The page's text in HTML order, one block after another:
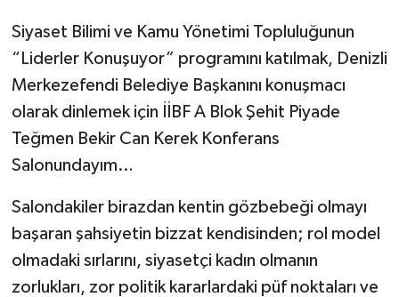
Siyaset Bilimi ve Kamu Yönetimi Topluluğunun
“Liderler Konuşuyor” programını katılmak, Denizli
Merkezefendi Belediye Başkanını konuşmacı
olarak dinlemek için İİBF A Blok Şehit Piyade
Teğmen Bekir Can Kerek Konferans
Salonundayım…
Salondakiler birazdan kentin gözbebeği olmayı
başaran şahsiyetin bizzat kendisinden; rol model
olmadaki sırlarını, siyasetçi kadın olmanın
zorlukları, zor politik kararlardaki püf noktaları ve